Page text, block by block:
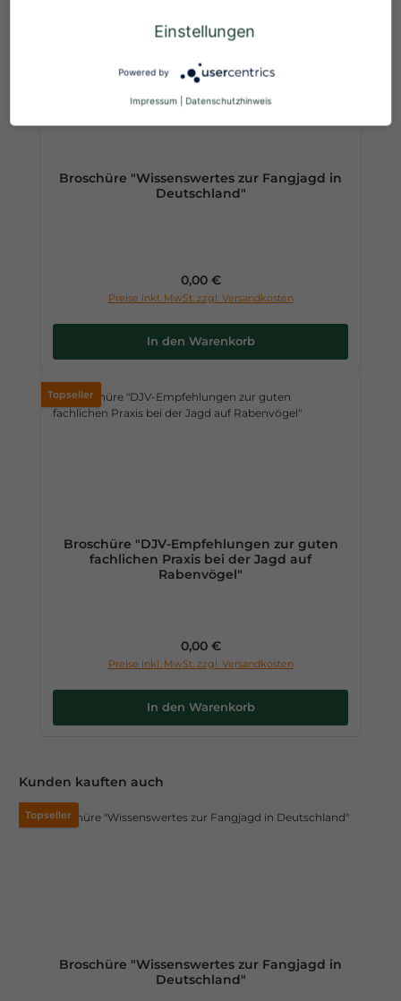
Broschüre "Wissenswertes zur Fangjagd in
Deutschland"
Regulärer Preis:
0,00 €
Preise inkl. MwSt. zzgl. Versandkosten
In den Warenkorb
Topseller
Broschüre "DJV-Empfehlungen zur guten
fachlichen Praxis bei der Jagd auf
Rabenvögel"
Regulärer Preis:
0,00 €
Preise inkl. MwSt. zzgl. Versandkosten
In den Warenkorb
Produktgalerie überspringen
Kunden kauften auch
Topseller
Broschüre "Wissenswertes zur Fangjagd in
Deutschland"
Einstellungen
Powered by
Impressum Datenschutzhinweis